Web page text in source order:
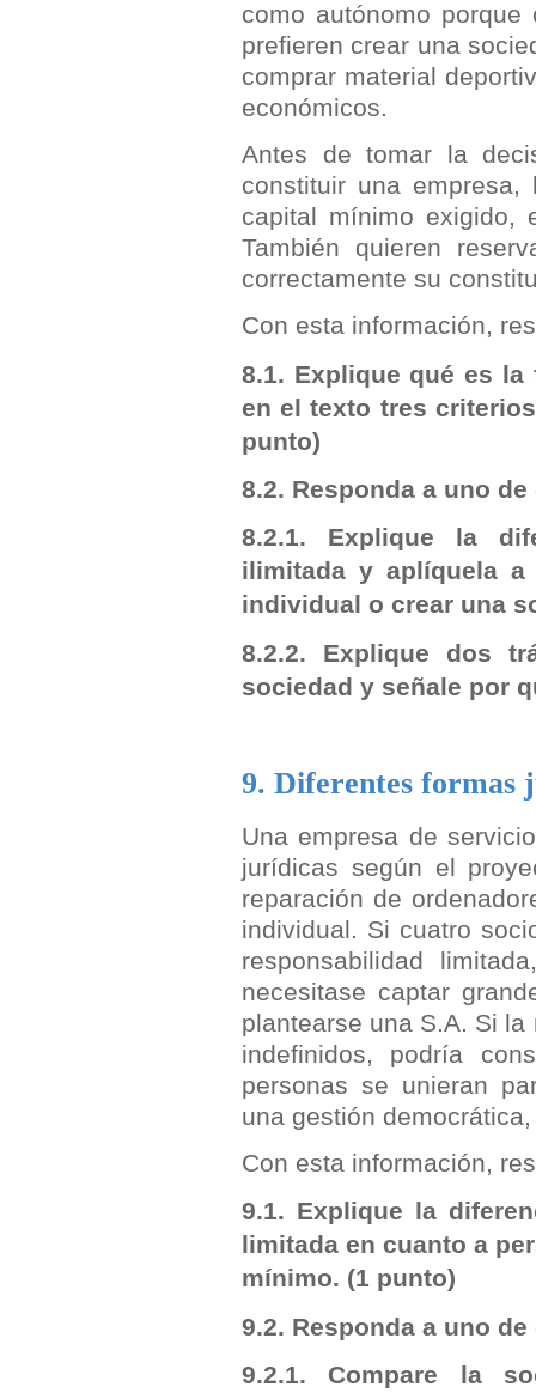
como autónomo
prefieren crear una
comprar material
económicos.
Antes de tomar la
constituir una
capital mínimo exigido,
También quieren
correctamente su
Con esta información,
8.1. Explique qué es
en el texto tres
punto)
8.2. Responda a uno
8.2.1. Explique la
ilimitada y aplíquela
individual o crear una
8.2.2. Explique dos
sociedad y señale por
9. Diferentes formas
Una empresa de
jurídicas según el
reparación de
individual. Si cuatro
responsabilidad
necesitase captar
plantearse una S.A. Si
indefinidos, podría
personas se unieran
una gestión
Con esta información,
9.1. Explique la
limitada en cuanto a
mínimo. (1 punto)
9.2. Responda a uno
9.2.1. Compare la